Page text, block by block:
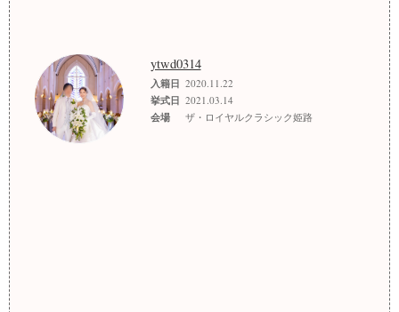
ytwd0314
入籍日 2020.11.22
挙式日 2021.03.14
会場 ザ・ロイヤルクラシック姫路